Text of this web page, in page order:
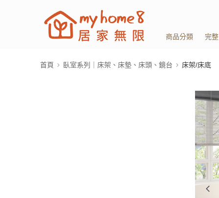
商品分類 完
首頁 臥室系列｜床架、床墊、床頭、鏡台 床架/床底